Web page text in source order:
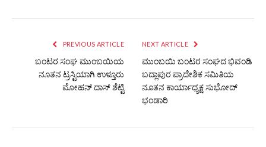
PREVIOUS ARTICLE
ಬಂಟರ ಸಂಘ ಮುಂಬಯಿಯ
ನೂತನ ಟ್ರಸ್ಟಿಯಾಗಿ ಉಳ್ತೂರು
ಮೋಹನ್ ದಾಸ್ ಶೆಟ್ಟಿ
NEXT ARTICLE
ಮುಂಬಯಿ ಬಂಟರ ಸಂಘದ ಭಿವಂಡಿ
ಬದ್ಲಾಪುರ ಪ್ರಾದೇಶಿಕ ಸಮಿತಿಯ
ನೂತನ ಕಾರ್ಯಾಧ್ಯಕ್ಷ ಸುಭೋದ್
ಭಂಡಾರಿ